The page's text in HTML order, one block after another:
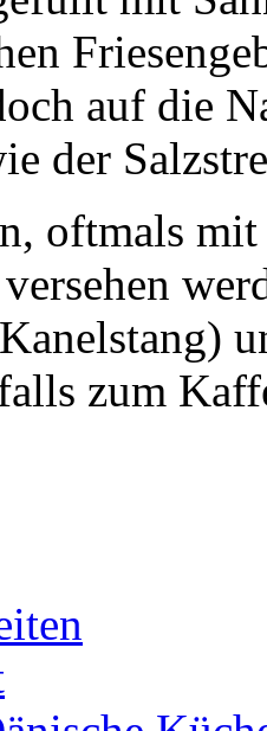
auf die
der
oftmals
zum